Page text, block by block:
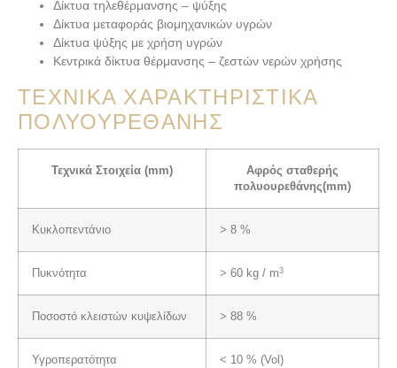
Δίκτυα τηλεθέρμανσης – ψύξης
Δίκτυα μεταφοράς βιομηχανικών υγρών
Δίκτυα ψύξης με χρήση υγρών
Κεντρικά δίκτυα θέρμανσης – ζεστών νερών χρήσης
ΤΕΧΝΙΚΆ ΧΑΡΑΚΤΗΡΙΣΤΙΚΆ
ΠΟΛΥΟΥΡΕΘΆΝΗΣ
Τεχνικά Στοιχεία (mm)
Αφρός σταθερής
πολυουρεθάνης(mm)
Κυκλοπεντάνιο > 8 %
Πυκνότητα > 60 kg / m3
Ποσοστό κλειστών κυψελίδων > 88 %
Υγροπερατότητα < 10 % (Vol)